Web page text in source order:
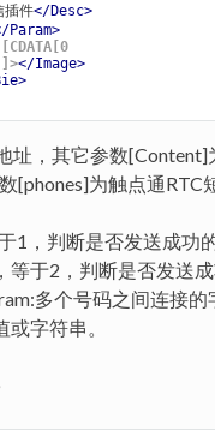
插件</Desc>
Param>
</Image>
>
址，其它参数[Content]
[phones]为触点通RTC
1，判断是否发送成功
等于2，判断是否发送
多个号码之间连接的
字符串。